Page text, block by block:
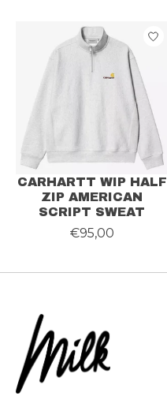
CARHARTT WIP HALF
ZIP AMERICAN
SCRIPT SWEAT
€95,00